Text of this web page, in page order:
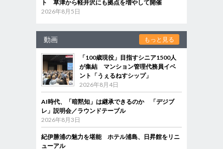
ト 草津から軽井沢にも拠点を増やして開催
2026年8月5日
動画 もっと見る
「100歳現役」目指すシニア1500人
が集結 マンション管理代務員イベ
ント「うぇるねすシップ」
2026年8月4日
AI時代、「暗黙知」は継承できるのか 「デジブ
レ」説明会／ラウンドテーブル
2026年8月3日
紀伊勝浦の魅力を堪能 ホテル浦島、日昇館をリニ
ューアル